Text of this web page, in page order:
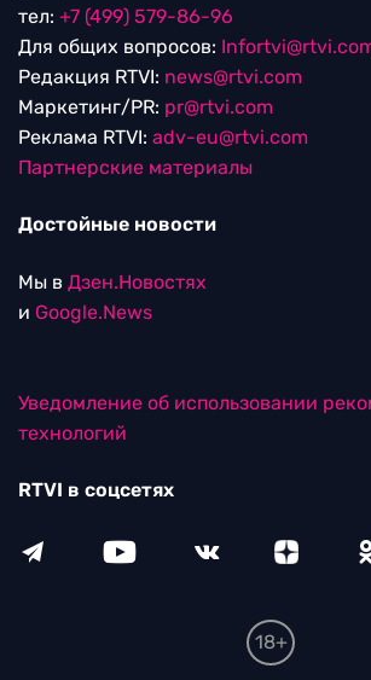
тел: +7 (499) 579-86-96
Для общих вопросов:
Редакция RTVI: news@rtvi.com
Маркетинг/PR: pr@rtvi.com
Реклама RTVI: adv-eu@rtvi.com
Партнерские материалы
Достойные новости
Мы в Дзен.Новостях
и Google.News
Уведомление об использовании
технологий
RTVI в соцсетях
18+